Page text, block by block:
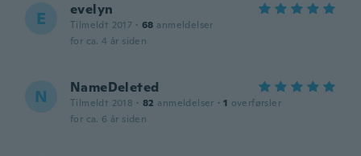
E evelyn
Tilmeldt 2017 · 68 anmeldelser
for ca. 4 år siden
N NameDeleted
Tilmeldt 2018 · 82 anmeldelser · 1 overførsler
for ca. 6 år siden